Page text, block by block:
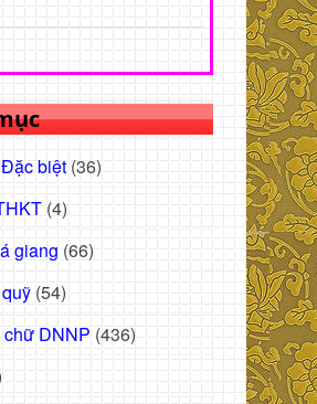
biệt (36)
(4)
giang (66)
(54)
DNNP (436)